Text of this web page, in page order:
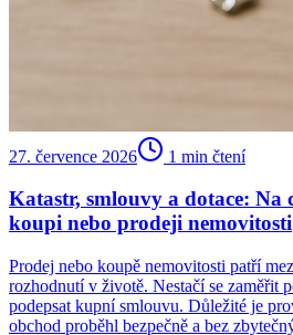
27. července 2026 1 min čtení
Katastr, smlouvy a dotace: Na
koupi nebo prodeji nemovitosti
Prodej nebo koupě nemovitosti patří
rozhodnutí v životě. Nestačí se zaměřit
podepsat kupní smlouvu. Důležité je
obchod proběhl bezpečně a bez